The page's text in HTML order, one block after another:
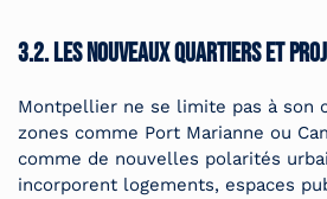
3.2. Les nouveaux quartiers et
Montpellier ne se limite pas à son
zones comme Port Marianne ou
comme de nouvelles polarités
incorporent logements, espaces